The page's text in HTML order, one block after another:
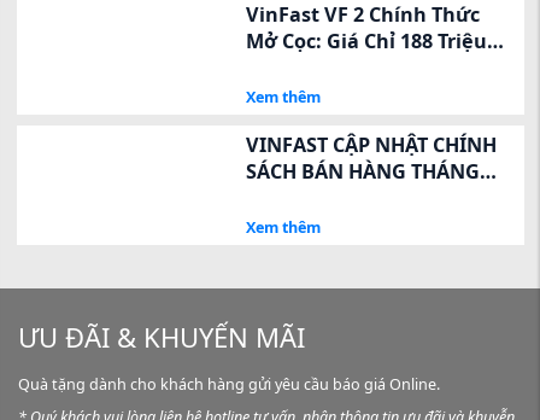
VinFast VF 2 Chính Thức
Mở Cọc: Giá Chỉ 188 Triệu,
3 Ngày Vàng
Xem thêm
VINFAST CẬP NHẬT CHÍNH
SÁCH BÁN HÀNG THÁNG
VÀO GIÁ NIÊM YẾT, TỐI ƯU
Xem thêm
ƯU ĐÃI & KHUYẾN MÃI
Quà tặng dành cho khách hàng gửi yêu cầu báo giá Online.